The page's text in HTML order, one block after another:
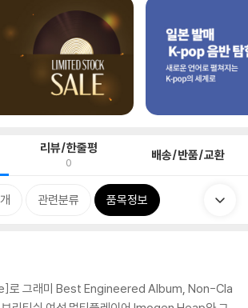
리뷰/한줄평
0 배송/반품/교환
관련분류 품목정보
로 그래미 Best Engineered Album, Non-Cla